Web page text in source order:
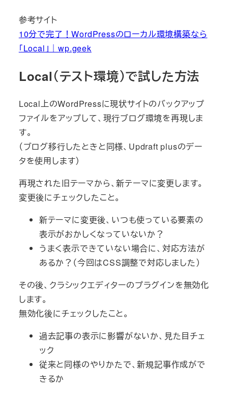
参考サイト
10分で完了！WordPressのローカル環境構築なら
「Local」｜wp.geek
Local（テスト環境）で試した方法
Local上のWordPressに現状サイトのバックアップ
ファイルをアップして、現行ブログ環境を再現しま
す。
（ブログ移行したときと同様、Updraft plusのデー
タを使用します）
再現された旧テーマから、新テーマに変更します。
変更後にチェックしたこと。
新テーマに変更後、いつも使っている要素の
表示がおかしくなっていないか？
うまく表示できていない場合に、対応方法が
あるか？（今回はCSS調整で対応しました）
その後、クラシックエディターのプラグインを無効化
します。
無効化後にチェックしたこと。
過去記事の表示に影響がないか、見た目チェ
ック
従来と同様のやりかたで、新規記事作成がで
きるか